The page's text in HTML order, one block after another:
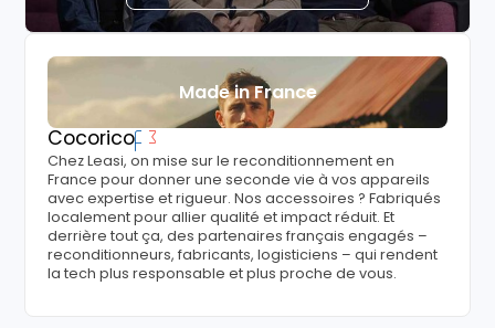
Made in France
Cocorico
Chez Leasi, on mise sur le reconditionnement en
France pour donner une seconde vie à vos appareils
avec expertise et rigueur. Nos accessoires ? Fabriqués
localement pour allier qualité et impact réduit. Et
derrière tout ça, des partenaires français engagés –
reconditionneurs, fabricants, logisticiens – qui rendent
la tech plus responsable et plus proche de vous.